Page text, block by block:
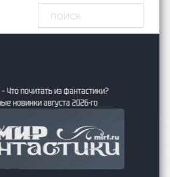
Поиск
Что почитать из фантастики?
новинки августа 2026-го